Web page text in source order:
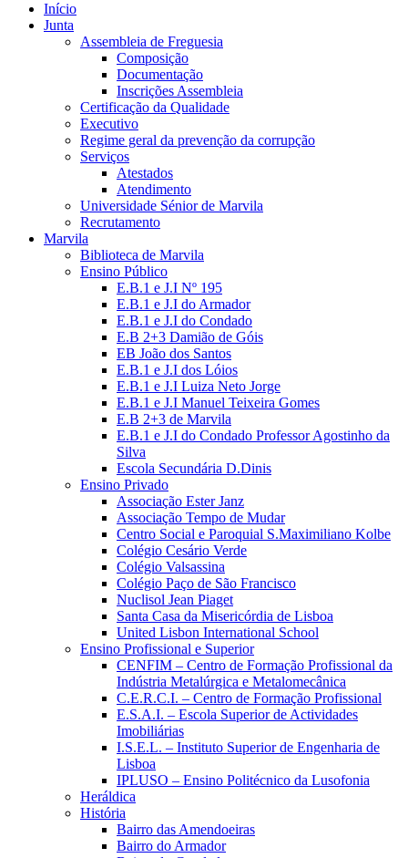
Início
Junta
Assembleia de Freguesia
Composição
Documentação
Inscrições Assembleia
Certificação da Qualidade
Executivo
Regime geral da prevenção da corrupção
Serviços
Atestados
Atendimento
Universidade Sénior de Marvila
Recrutamento
Marvila
Biblioteca de Marvila
Ensino Público
E.B.1 e J.I Nº 195
E.B.1 e J.I do Armador
E.B.1 e J.I do Condado
E.B 2+3 Damião de Góis
EB João dos Santos
E.B.1 e J.I dos Lóios
E.B.1 e J.I Luiza Neto Jorge
E.B.1 e J.I Manuel Teixeira Gomes
E.B 2+3 de Marvila
E.B.1 e J.I do Condado Professor Agostinho da
Silva
Escola Secundária D.Dinis
Ensino Privado
Associação Ester Janz
Associação Tempo de Mudar
Centro Social e Paroquial S.Maximiliano Kolbe
Colégio Cesário Verde
Colégio Valsassina
Colégio Paço de São Francisco
Nuclisol Jean Piaget
Santa Casa da Misericórdia de Lisboa
United Lisbon International School
Ensino Profissional e Superior
CENFIM – Centro de Formação Profissional da
Indústria Metalúrgica e Metalomecânica
C.E.R.C.I. – Centro de Formação Profissional
E.S.A.I. – Escola Superior de Actividades
Imobiliárias
I.S.E.L. – Instituto Superior de Engenharia de
Lisboa
IPLUSO – Ensino Politécnico da Lusofonia
Heráldica
História
Bairro das Amendoeiras
Bairro do Armador